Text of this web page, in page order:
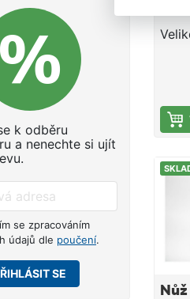
k odběru
a nenechte si ujít
se zpracováním
údajů dle poučení.
SE